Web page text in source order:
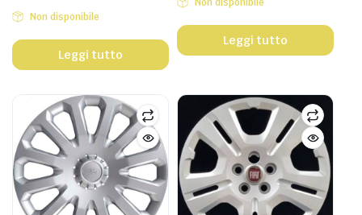
Non disponibile
Leggi tutto
Non disponibile
Leggi tutto